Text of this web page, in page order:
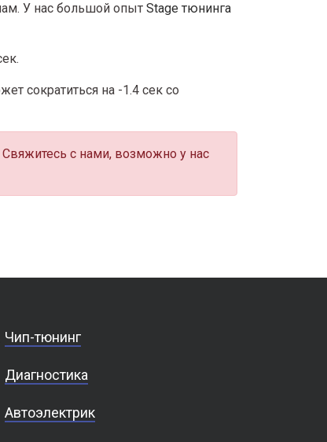
У нас большой опыт Stage тюнинга
сократиться на -1.4 сек со
с нами, возможно у нас
Чип-тюнинг
Диагностика
Автоэлектрик